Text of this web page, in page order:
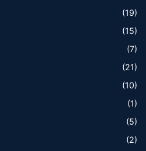
(19)
(15)
(7)
(21)
(10)
(1)
(5)
(2)